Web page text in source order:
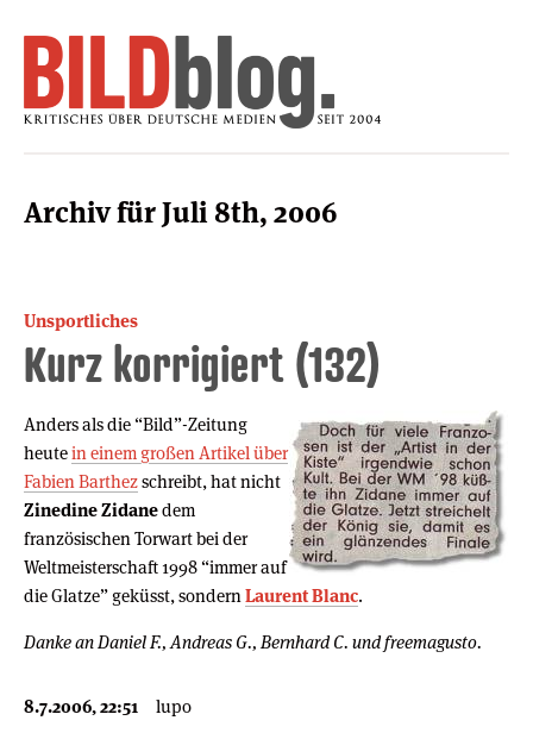
Archiv für Juli 8th, 2006
Unsportliches
Kurz korrigiert (132)
Anders als die “Bild”-Zeitung
heutein einem großen Artikel über
Fabien Barthezschreibt, hat nicht
Zinedine Zidanedem
französischen Torwart bei der
Weltmeisterschaft 1998 “immer auf
die Glatze” geküsst, sondern Laurent Blanc.
Danke an Daniel F., Andreas G., Bernhard C. und freemagusto.
8.7.2006, 22:51 lupo